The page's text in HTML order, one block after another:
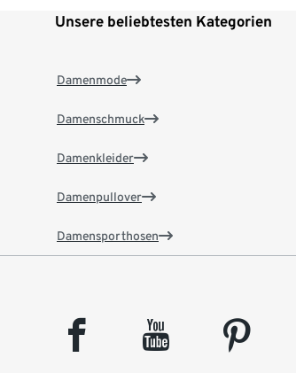
Unsere beliebtesten Kategorien
Damenmode
Damenschmuck
Damenkleider
Damenpullover
Damensporthosen
facebook youtube pinterest